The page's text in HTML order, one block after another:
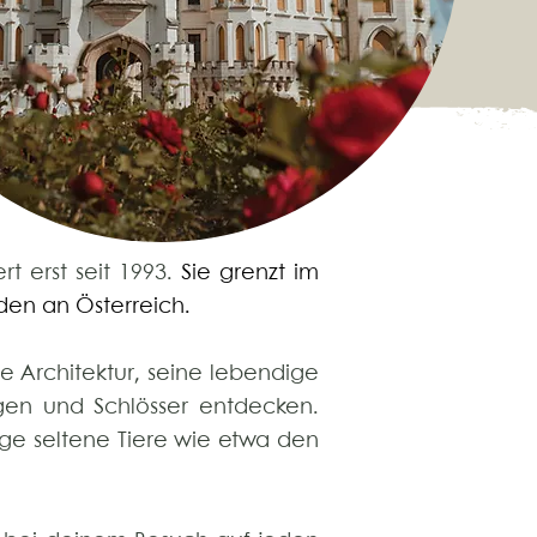
erst seit 1993.Sie grenzt im
an Österreich.
Architektur, seine lebendige
und Schlösser entdecken.
seltene Tiere wie etwa den